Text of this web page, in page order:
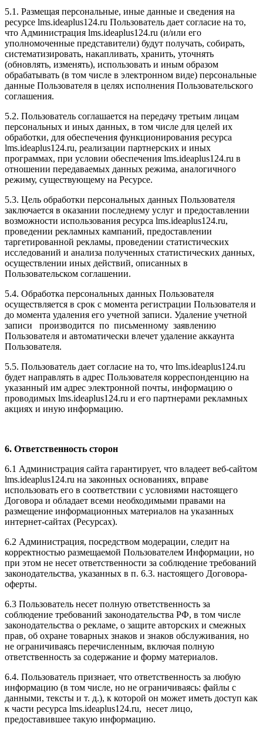
5.1. Размещая персональные, иные данные и сведения на
ресурсе lms.ideaplus124.ru Пользователь дает согласие на то,
что Администрация lms.ideaplus124.ru (и/или его
уполномоченные представители) будут получать, собирать,
систематизировать, накапливать, хранить, уточнять
(обновлять, изменять), использовать и иным образом
обрабатывать (в том числе в электронном виде) персональные
данные Пользователя в целях исполнения Пользовательского
соглашения.
5.2. Пользователь соглашается на передачу третьим лицам
персональных и иных данных, в том числе для целей их
обработки, для обеспечения функционирования ресурса
lms.ideaplus124.ru, реализации партнерских и иных
программах, при условии обеспечения lms.ideaplus124.ru в
отношении передаваемых данных режима, аналогичного
режиму, существующему на Ресурсе.
5.3. Цель обработки персональных данных Пользователя
заключается в оказании последнему услуг и предоставлении
возможности использования ресурса lms.ideaplus124.ru,
проведении рекламных кампаний, предоставлении
таргетированной рекламы, проведении статистических
исследований и анализа полученных статистических данных,
осуществлении иных действий, описанных в
Пользовательском соглашении.
5.4. Обработка персональных данных Пользователя
осуществляется в срок с момента регистрации Пользователя и
до момента удаления его учетной записи. Удаление учетной
записи производится по письменному заявлению
Пользователя и автоматически влечет удаление аккаунта
Пользователя.
5.5. Пользователь дает согласие на то, что lms.ideaplus124.ru
будет направлять в адрес Пользователя корреспонденцию на
указанный им адрес электронной почты, информацию о
проводимых lms.ideaplus124.ru и его партнерами рекламных
акциях и иную информацию.
6. Ответственность сторон
6.1 Администрация сайта гарантирует, что владеет веб-сайтом
lms.ideaplus124.ru на законных основаниях, вправе
использовать его в соответствии с условиями настоящего
Договора и обладает всеми необходимыми правами на
размещение информационных материалов на указанных
интернет-сайтах (Ресурсах).
6.2 Администрация, посредством модерации, следит на
корректностью размещаемой Пользователем Информации, но
при этом не несет ответственности за соблюдение требований
законодательства, указанных в п. 6.3. настоящего Договора-
оферты.
6.3 Пользователь несет полную ответственность за
соблюдение требований законодательства РФ, в том числе
законодательства о рекламе, о защите авторских и смежных
прав, об охране товарных знаков и знаков обслуживания, но
не ограничиваясь перечисленным, включая полную
ответственность за содержание и форму материалов.
6.4. Пользователь признает, что ответственность за любую
информацию (в том числе, но не ограничиваясь: файлы с
данными, тексты и т. д.), к которой он может иметь доступ как
к части ресурса lms.ideaplus124.ru, несет лицо,
предоставившее такую информацию.